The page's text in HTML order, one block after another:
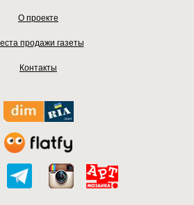
О проекте
продажи газеты
Контакты